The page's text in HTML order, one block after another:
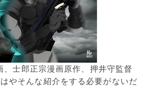
、士郎正宗漫画原作、押井守監督
やそんな紹介をする必要がないだ